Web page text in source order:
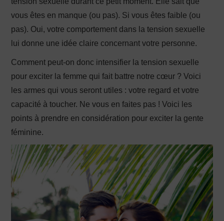
vous êtes en manque (ou pas). Si vous êtes faible (ou
pas). Oui, votre comportement dans la tension sexuelle
lui donne une idée claire concernant votre personne.
Comment peut-on donc intensifier la tension sexuelle
pour exciter la femme qui fait battre notre cœur ? Voici
les armes qui vous seront utiles : votre regard et votre
capacité à toucher. Ne vous en faites pas ! Voici les
points à prendre en considération pour exciter la gente
féminine.